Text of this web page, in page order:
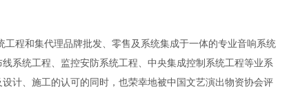
程和集代理品牌批发、零售及系统集成于一体的专业音响系统
系统工程、监控安防系统工程、中央集成控制系统工程等业系
计、施工的认可的同时，也荣幸地被中国文艺演出物资协会评